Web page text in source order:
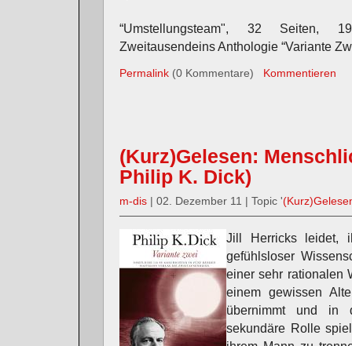
“Umstellungsteam", 32 Seiten,
Zweitausendeins Anthologie “Variante
Permalink (0 Kommentare) Kommentieren
(Kurz)Gelesen:
Philip K. Dick)
m-dis | 02. Dezember 11 | Topic '
Jill Herricks leidet,
gefühlsloser
einer sehr rationalen
einem gewissen
übernimmt und in
sekundäre Rolle